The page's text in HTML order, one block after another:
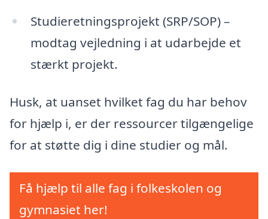
Studieretningsprojekt (SRP/SOP) –
modtag vejledning i at udarbejde et
stærkt projekt.
Husk, at uanset hvilket fag du har behov
for hjælp i, er der ressourcer tilgængelige
for at støtte dig i dine studier og mål.
Få hjælp til alle fag i folkeskolen og
gymnasiet her!